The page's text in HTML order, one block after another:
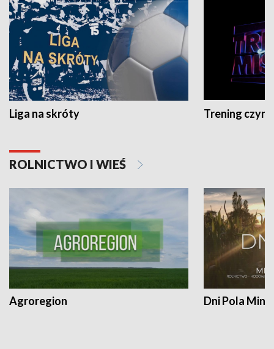
Liga na skróty Trening czyni
ROLNICTWO I WIEŚ
Agroregion Dni Pola